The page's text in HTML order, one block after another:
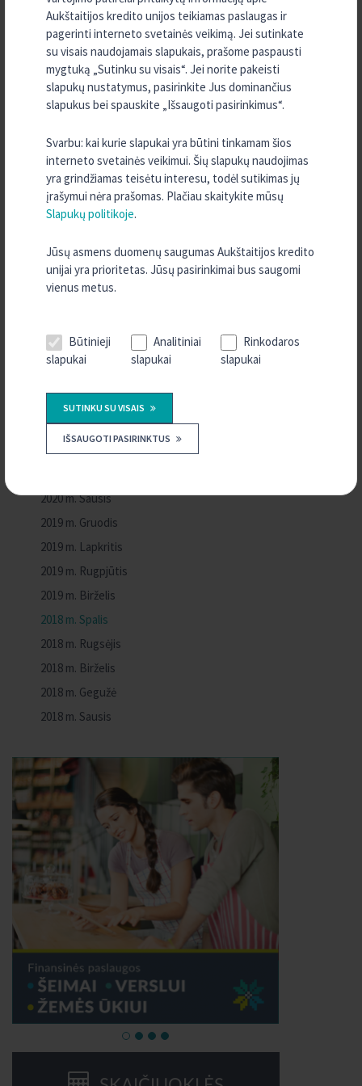
Aukštaitijos kredito unijos teikiamas paslaugas ir
pagerinti interneto svetainės veikimą. Jei sutinkate
su visais naudojamais slapukais, prašome paspausti
mygtuką „Sutinku su visais“. Jei norite pakeisti
slapukų nustatymus, pasirinkite Jus dominančius
slapukus bei spauskite „Išsaugoti pasirinkimus“.
Svarbu: kai kurie slapukai yra būtini tinkamam šios
interneto svetainės veikimui. Šių slapukų naudojimas
yra grindžiamas teisėtu interesu, todėl sutikimas jų
įrašymui nėra prašomas. Plačiau skaitykite mūsų
Slapukų politikoje.
Jūsų asmens duomenų saugumas Aukštaitijos kredito
unijai yra prioritetas. Jūsų pasirinkimai bus saugomi
vienus metus.
Būtinieji
slapukai
Analitiniai
slapukai
Rinkodaros
slapukai
SUTINKU SU VISAIS
IŠSAUGOTI PASIRINKTUS
2023 m. Rugsėjis
2023 m. Rugpjūtis
2023 m. Balandis
2023 m. Vasaris
2022 m. Spalis
2022 m. Kovas
2022 m. Sausis
2021 m. Lapkritis
2021 m. Spalis
2021 m. Vasaris
2021 m. Sausis
2020 m. Spalis
2020 m. Birželis
2020 m. Gegužė
2020 m. Balandis
2020 m. Sausis
2019 m. Gruodis
2019 m. Lapkritis
2019 m. Rugpjūtis
2019 m. Birželis
2018 m. Spalis
2018 m. Rugsėjis
2018 m. Birželis
2018 m. Gegužė
2018 m. Sausis